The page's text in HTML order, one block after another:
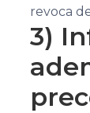
revoca
3)